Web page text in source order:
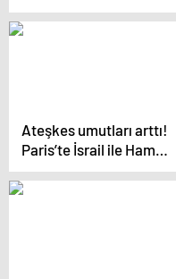
başlandığını duyurdu
Ateşkes umutları arttı!
Paris’te İsrail ile Hamas
arasındaki
müzakerelerden